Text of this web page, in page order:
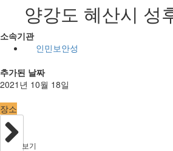
양강도 혜산시 성
소속기관
인민보안성
추가된 날짜
2021년 10월 18일
장소
보기